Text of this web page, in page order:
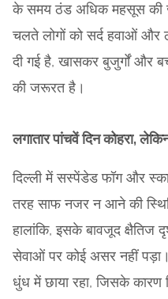
के समय ठंड अधिक महसूस की
चलते लोगों को सर्द हवाओं और
दी गई है, खासकर बुजुर्गों और
की जरूरत है।
लगातार पांचवें दिन कोहरा,
दिल्ली में सस्पेंडेड फॉग और
तरह साफ नजर न आने की
हालांकि, इसके बावजूद क्षैतिज
सेवाओं पर कोई असर नहीं
धुंध में छाया रहा, जिसके कारण